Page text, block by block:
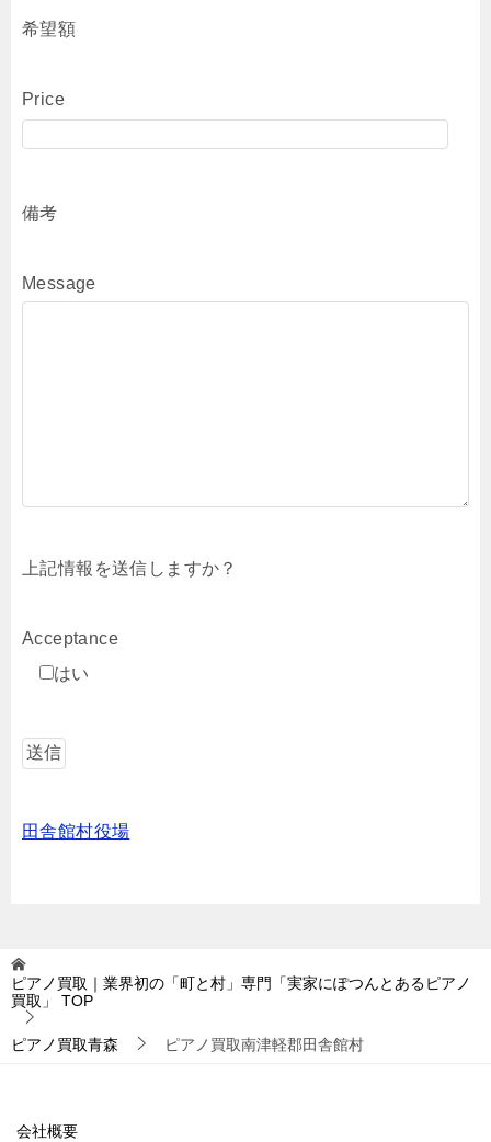
希望額
Price
備考
Message
上記情報を送信しますか？
Acceptance
はい
田舎館村役場
ピアノ買取｜業界初の「町と村」専門「実家にぽつんとあるピアノ
買取」
TOP
ピアノ買取青森 ピアノ買取南津軽郡田舎館村
会社概要